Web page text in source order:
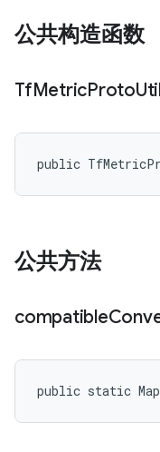
公共构造函数
TfMetricProto
public
公共方法
compatible
public static